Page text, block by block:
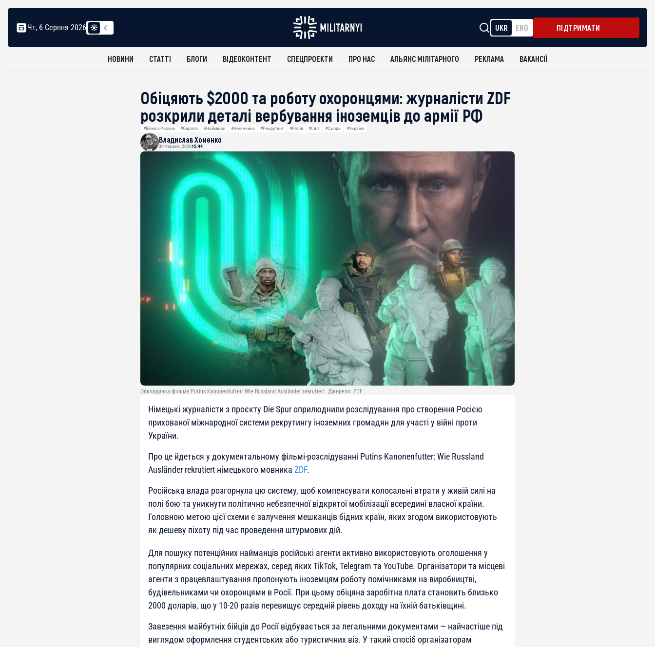
Чт, 6 Серпня 2026 UKR ENG ПІДТРИМАТИ
НОВИНИ СТАТТІ БЛОГИ ВІДЕОКОНТЕНТ СПЕЦПРОЕКТИ ПРО НАС АЛЬЯНС МІЛІТАРНОГО РЕКЛАМА ВАКАНСІЇ
Обіцяють $2000 та роботу охоронцями: журналісти ZDF
розкрили деталі вербування іноземців до армії РФ
#Війна з Росією #Європа #Найманці #Німеччина #Рекрутинг #Росія #Світ #Сусіди #Україна
Владислав Хоменко
30 Червня, 202615:44
Обкладинка фільму Putins Kanonenfutter: Wie Russland Ausländer rekrutiert. Джерело: ZDF
Німецькі журналісти з проєкту Die Spur оприлюднили розслідування про створення Росією
прихованої міжнародної системи рекрутингу іноземних громадян для участі у війні проти
України.
Про це йдеться у документальному фільмі-розслідуванні Putins Kanonenfutter: Wie Russland
Ausländer rekrutiert німецького мовника ZDF.
Російська влада розгорнула цю систему, щоб компенсувати колосальні втрати у живій силі на
полі бою та уникнути політично небезпечної відкритої мобілізації всередині власної країни.
Головною метою цієї схеми є залучення мешканців бідних країн, яких згодом використовують
як дешеву піхоту під час проведення штурмових дій.
Для пошуку потенційних найманців російські агенти активно використовують оголошення у
популярних соціальних мережах, серед яких TikTok, Telegram та YouTube. Організатори та місцеві
агенти з працевлаштування пропонують іноземцям роботу помічниками на виробництві,
будівельниками чи охоронцями в Росії. При цьому обіцяна заробітна плата становить близько
2000 доларів, що у 10-20 разів перевищує середній рівень доходу на їхній батьківщині.
Завезення майбутніх бійців до Росії відбувається за легальними документами — найчастіше під
виглядом оформлення студентських або туристичних віз. У такий спосіб організаторам